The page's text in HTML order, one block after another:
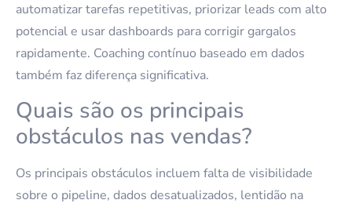
automatizar tarefas repetitivas, priorizar leads com alto
potencial e usar dashboards para corrigir gargalos
rapidamente. Coaching contínuo baseado em dados
também faz diferença significativa.
Quais são os principais
obstáculos nas vendas?
Os principais obstáculos incluem falta de visibilidade
sobre o pipeline, dados desatualizados, lentidão na